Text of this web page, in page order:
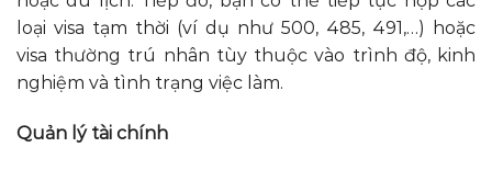
loại visa tạm thời (ví dụ như 500, 485, 491,…) hoặc
visa thường trú nhân tùy thuộc vào trình độ, kinh
nghiệm và tình trạng việc làm.
Quản lý tài chính